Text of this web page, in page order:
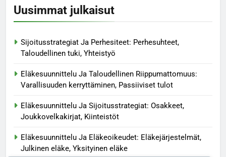
Uusimmat julkaisut
Sijoitusstrategiat Ja Perhesiteet: Perhesuhteet,
Taloudellinen tuki, Yhteistyö
Eläkesuunnittelu Ja Taloudellinen Riippumattomuus:
Varallisuuden kerryttäminen, Passiiviset tulot
Eläkesuunnittelu Ja Sijoitusstrategiat: Osakkeet,
Joukkovelkakirjat, Kiinteistöt
Eläkesuunnittelu Ja Eläkeoikeudet: Eläkejärjestelmät,
Julkinen eläke, Yksityinen eläke